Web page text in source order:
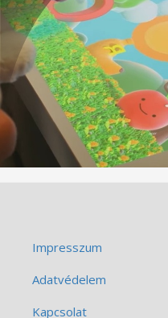
Impresszum
Adatvédelem
Kapcsolat